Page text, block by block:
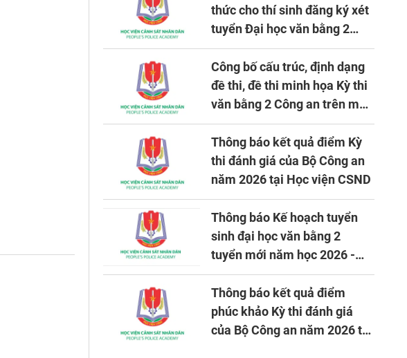
thức cho thí sinh đăng ký xét
tuyển Đại học văn bằng 2
tuyển mới, mở tại Học viện
CSND năm học 2026 - 2027
Công bố cấu trúc, định dạng
đề thi, đề thi minh họa Kỳ thi
văn bằng 2 Công an trên máy
tính
Thông báo kết quả điểm Kỳ
thi đánh giá của Bộ Công an
năm 2026 tại Học viện CSND
Thông báo Kế hoạch tuyển
sinh đại học văn bằng 2
tuyển mới năm học 2026 -
2027
Thông báo kết quả điểm
phúc khảo Kỳ thi đánh giá
của Bộ Công an năm 2026 tại